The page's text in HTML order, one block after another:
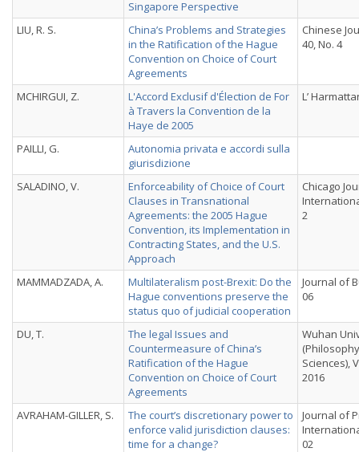
Singapore Perspective
LIU, R. S.
China’s Problems and Strategies
in the Ratification of the Hague
Convention on Choice of Court
Agreements
Chinese
40, No. 4
MCHIRGUI, Z.
L'Accord Exclusif d'Élection de For
à Travers la Convention de la
Haye de 2005
L’
PAILLI, G.
Autonomia privata e accordi sulla
giurisdizione
SALADINO, V.
Enforceability of Choice of Court
Clauses in Transnational
Agreements: the 2005 Hague
Convention, its Implementation in
Contracting States, and the U.S.
Approach
Chicago
2
MAMMADZADA, A.
Multilateralism post-Brexit: Do the
Hague conventions preserve the
status quo of judicial cooperation
Journal of
06
DU, T.
The legal Issues and
Countermeasure of China’s
Ratification of the Hague
Convention on Choice of Court
Agreements
Wuhan
Sciences),
2016
AVRAHAM-GILLER, S.
The court’s discretionary power to
enforce valid jurisdiction clauses:
time for a change?
Journal of
02